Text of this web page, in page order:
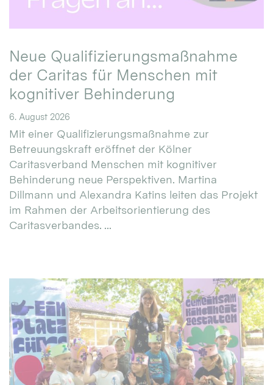
Neue Qualifizierungsmaßnahme
der Caritas für Menschen mit
kognitiver Behinderung
6. August 2026
Mit einer Qualifizierungsmaßnahme zur
Betreuungskraft eröffnet der Kölner
Caritasverband Menschen mit kognitiver
Behinderung neue Perspektiven. Martina
Dillmann und Alexandra Katins leiten das Projekt
im Rahmen der Arbeitsorientierung des
Caritasverbandes. ...